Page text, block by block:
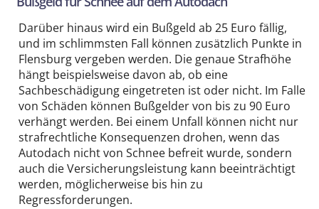
Darüber hinaus wird ein Bußgeld ab 25 Euro fällig,
und im schlimmsten Fall können zusätzlich Punkte in
Flensburg vergeben werden. Die genaue Strafhöhe
hängt beispielsweise davon ab, ob eine
Sachbeschädigung eingetreten ist oder nicht. Im Falle
von Schäden können Bußgelder von bis zu 90 Euro
verhängt werden. Bei einem Unfall können nicht nur
strafrechtliche Konsequenzen drohen, wenn das
Autodach nicht von Schnee befreit wurde, sondern
auch die Versicherungsleistung kann beeinträchtigt
werden, möglicherweise bis hin zu
Regressforderungen.